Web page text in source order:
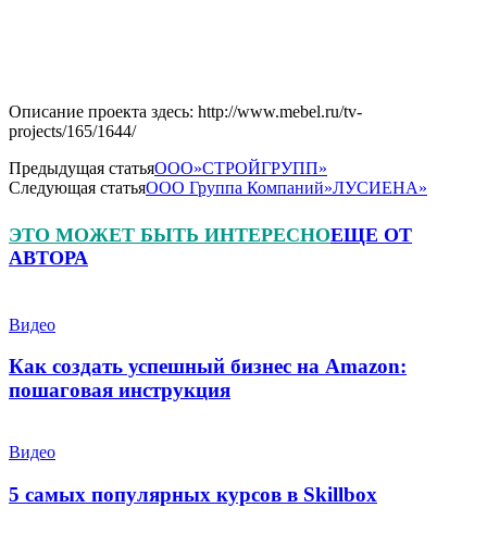
Описание проекта здесь: http://www.mebel.ru/tv-
projects/165/1644/
Предыдущая статьяООО»СТРОЙГРУПП»
Следующая статьяООО Группа Компаний»ЛУСИЕНА»
ЭТО МОЖЕТ БЫТЬ ИНТЕРЕСНОЕЩЕ ОТ
АВТОРА
Видео
Как создать успешный бизнес на Amazon:
пошаговая инструкция
Видео
5 самых популярных курсов в Skillbox